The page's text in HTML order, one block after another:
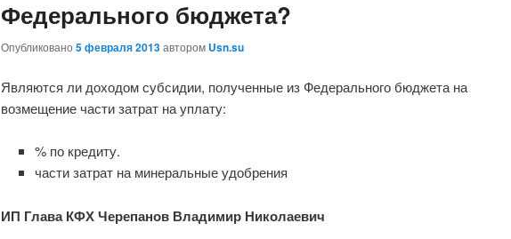
Федерального бюджета?
Опубликовано 5 февраля 2013автором Usn.su
Являются ли доходом субсидии, полученные из Федерального бюджета на
возмещение части затрат на уплату:
% по кредиту.
части затрат на минеральные удобрения
ИП Глава КФХ Черепанов Владимир Николаевич